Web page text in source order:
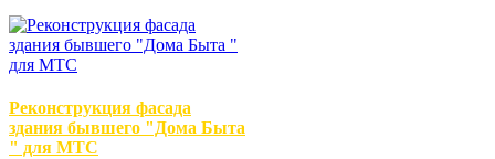
Реконструкция фасада
здания бывшего "Дома Быта
" для МТС